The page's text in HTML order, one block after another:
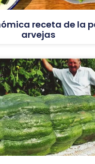
receta de la
arvejas